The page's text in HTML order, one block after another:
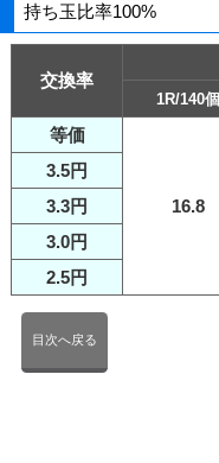
持ち玉比率100%
交換率
1R/140個
等価
16.8
3.5円
3.3円
3.0円
2.5円
目次へ戻る